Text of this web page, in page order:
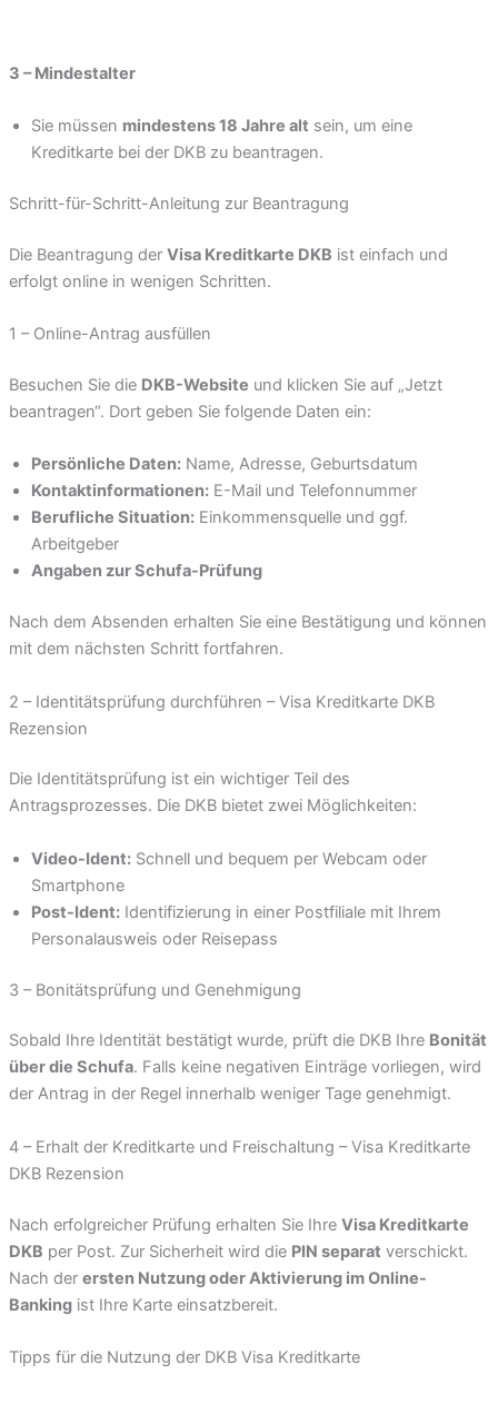
3 – Mindestalter
Sie müssen mindestens 18 Jahre alt sein, um eine
Kreditkarte bei der DKB zu beantragen.
Schritt-für-Schritt-Anleitung zur Beantragung
Die Beantragung der Visa Kreditkarte DKB ist einfach und
erfolgt online in wenigen Schritten.
1 – Online-Antrag ausfüllen
Besuchen Sie die DKB-Website und klicken Sie auf „Jetzt
beantragen“. Dort geben Sie folgende Daten ein:
Persönliche Daten:Name, Adresse, Geburtsdatum
Kontaktinformationen:E-Mail und Telefonnummer
Berufliche Situation:Einkommensquelle und ggf.
Arbeitgeber
Angaben zur Schufa-Prüfung
Nach dem Absenden erhalten Sie eine Bestätigung und können
mit dem nächsten Schritt fortfahren.
2 – Identitätsprüfung durchführen – Visa Kreditkarte DKB
Rezension
Die Identitätsprüfung ist ein wichtiger Teil des
Antragsprozesses. Die DKB bietet zwei Möglichkeiten:
Video-Ident:Schnell und bequem per Webcam oder
Smartphone
Post-Ident:Identifizierung in einer Postfiliale mit Ihrem
Personalausweis oder Reisepass
3 – Bonitätsprüfung und Genehmigung
Sobald Ihre Identität bestätigt wurde, prüft die DKB Ihre Bonität
über die Schufa. Falls keine negativen Einträge vorliegen, wird
der Antrag in der Regel innerhalb weniger Tage genehmigt.
4 – Erhalt der Kreditkarte und Freischaltung – Visa Kreditkarte
DKB Rezension
Nach erfolgreicher Prüfung erhalten Sie Ihre Visa Kreditkarte
DKB per Post. Zur Sicherheit wird die PIN separat verschickt.
Nach der ersten Nutzung oder Aktivierung im Online-
Bankingist Ihre Karte einsatzbereit.
Tipps für die Nutzung der DKB Visa Kreditkarte